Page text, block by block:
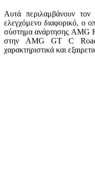
Αυτά περιλαμβάνουν
ελεγχόμενο διαφορικό, ο
σύστημα ανάρτησης AMG
στην AMG GT C
χαρακτηριστικά και